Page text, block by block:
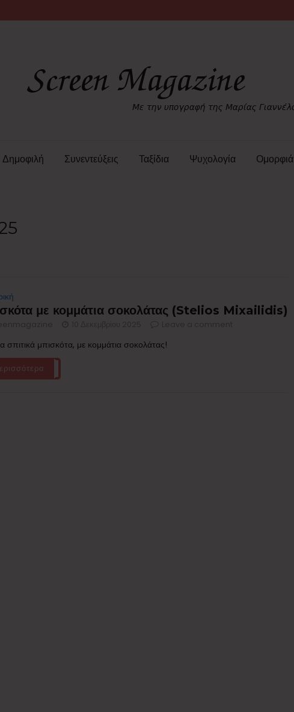
Δημοφιλή Συνεντεύξεις Ταξίδια Ψυχολογία Ομορφιά
με κομμάτια σοκολάτας (Stelios Mixailidis)
σπιτικά μπισκότα, με κομμάτια σοκολάτας!